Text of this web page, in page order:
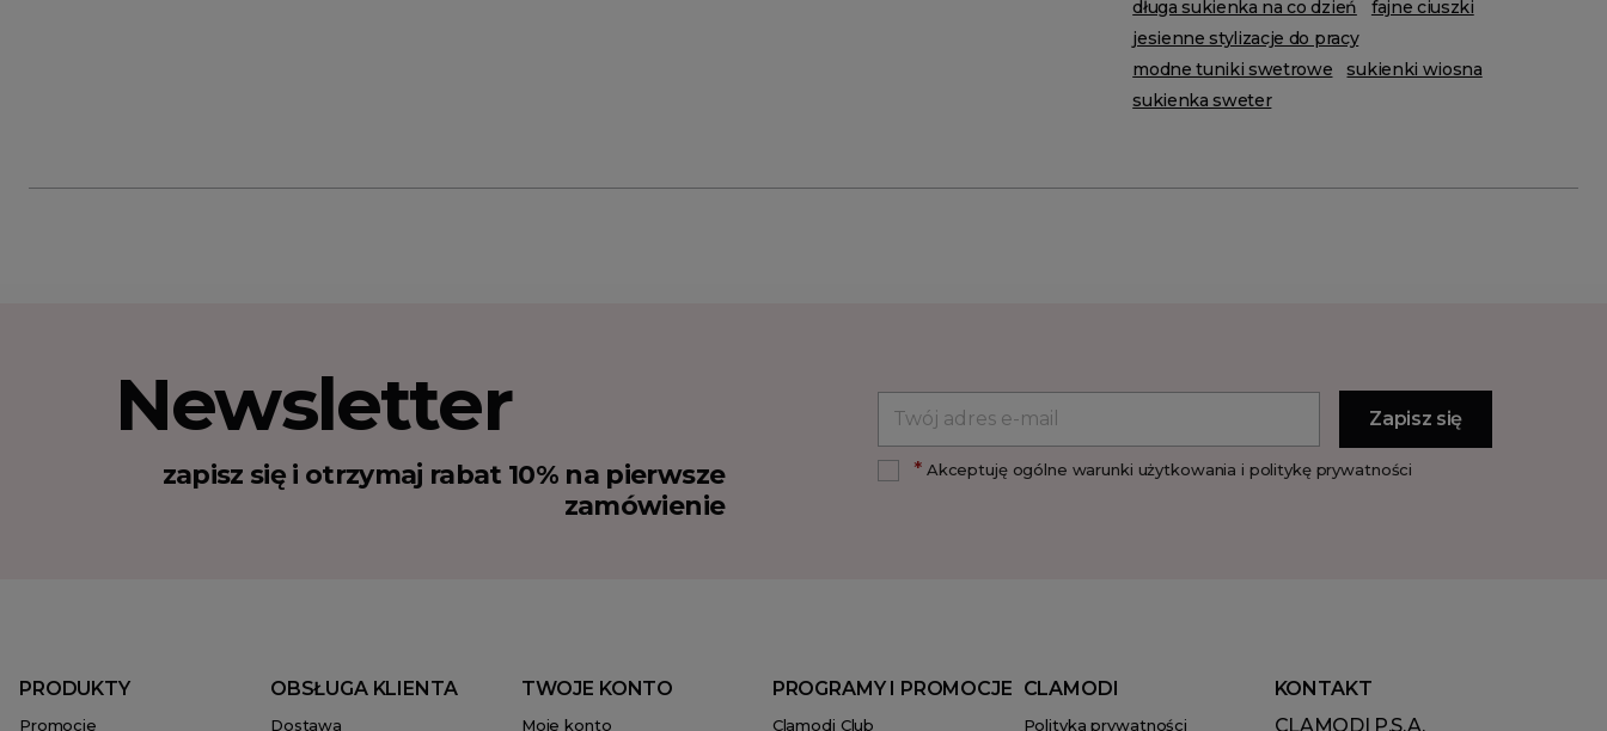
długa sukienka na co dzień
fajne ciuszki
jesienne stylizacje do pracy
modne tuniki swetrowe
sukienki wiosna
sukienka sweter
Newsletter
zapisz się i otrzymaj rabat 10% na pierwsze
zamówienie
*Akceptuję ogólne warunki użytkowania i politykę prywatności
PRODUKTY
Promocje
OBSŁUGA KLIENTA
Dostawa
TWOJE KONTO
Moje konto
PROGRAMY I PROMOCJE
Clamodi Club
CLAMODI
Polityka prywatności
KONTAKT
CLAMODI P.S.A.